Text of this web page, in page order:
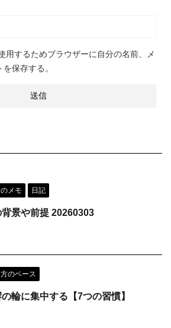
用するためブラウザーに自分の名前、メ
保存する。
メモ 日記
背景や前提 20260303
のベース
輪に集中する【7つの習慣】